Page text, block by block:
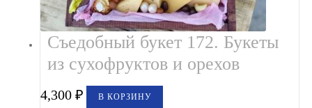
Съедобный букет 172. Букеты
из сухофруктов и орехов
4,300₽ В КОРЗИНУ